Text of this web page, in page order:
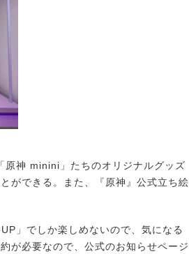
神 minini」たちのオリジナルグッズ
ができる。また、『原神』公式立ち絵
」でしか楽しめないので、気になる
が必要なので、公式のお知らせページ